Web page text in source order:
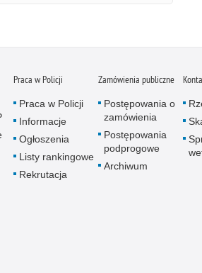
Praca w Policji
Praca w Policji
Informacje
Ogłoszenia
Listy rankingowe
Rekrutacja
Zamówienia publiczne
Postępowania o
zamówienia
Postępowania
podprogowe
Archiwum